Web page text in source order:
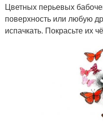
Цветных перьевых
поверхность или любую
испачкать. Покрасьте их